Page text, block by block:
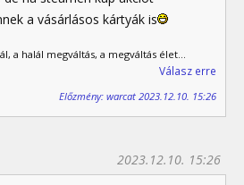
a vásárlásos kártyák is
a halál megváltás, a megváltás élet...
Válasz erre
Előzmény: warcat 2023.12.10. 15:26
2023.12.10. 15:26